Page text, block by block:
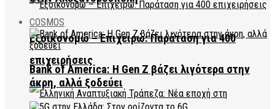
Εξοικονομώ – Επιχειρώ: Παράταση για 400
επιχειρήσεις
COSMOS
Bank of America: Η Gen Z βάζει λιγότερα στην
άκρη, αλλά ξοδεύει